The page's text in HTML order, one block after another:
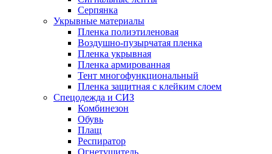
Серпянка
Укрывные материалы
Пленка полиэтиленовая
Воздушно-пузырчатая пленка
Пленка укрывная
Пленка армированная
Тент многофункциональный
Пленка защитная с клейким слоем
Спецодежда и СИЗ
Комбинезон
Обувь
Плащ
Респиратор
Огнетушитель